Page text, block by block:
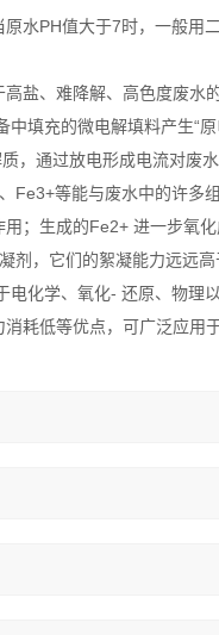
水PH值大于7时，一般用
盐、难降解、高色度废水
填充的微电解填料产生“
，通过放电形成电流对
Fe3+等能与废水中的许多
；生成的Fe2+ 进一步氧
剂，它们的絮凝能力远远
化学、氧化- 还原、物理
耗低等优点，可广泛应用